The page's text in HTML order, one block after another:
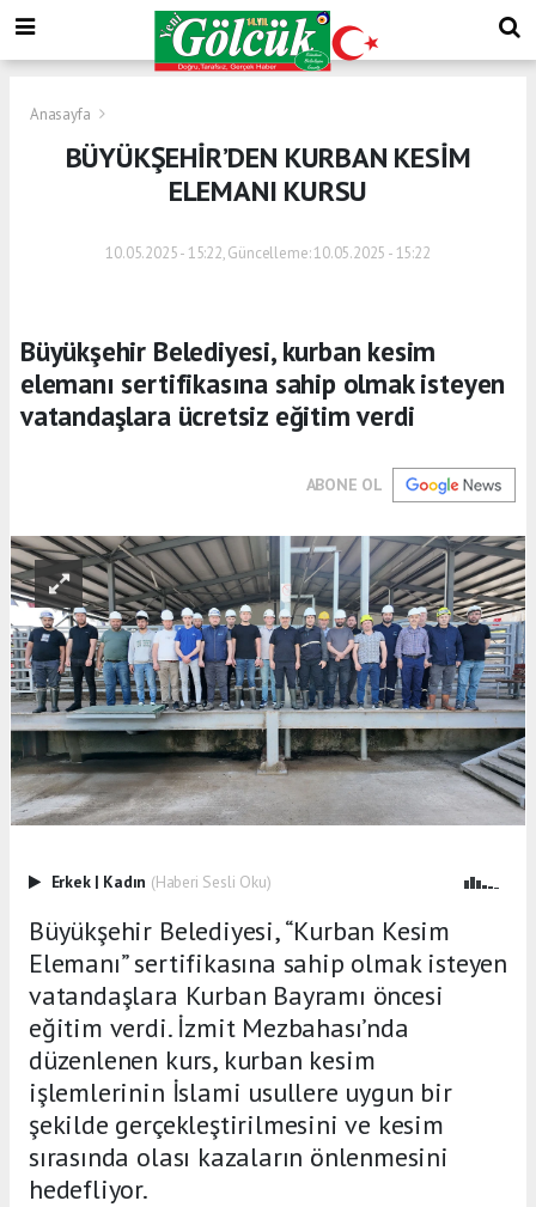
Anasayfa
BÜYÜKŞEHİR’DEN KURBAN KESİM
ELEMANI KURSU
10.05.2025 - 15:22, Güncelleme: 10.05.2025 - 15:22
Büyükşehir Belediyesi, kurban kesim
elemanı sertifikasına sahip olmak isteyen
vatandaşlara ücretsiz eğitim verdi
ABONE OL
Erkek | Kadın (Haberi Sesli Oku)
Büyükşehir Belediyesi, “Kurban Kesim
Elemanı” sertifikasına sahip olmak isteyen
vatandaşlara Kurban Bayramı öncesi
eğitim verdi. İzmit Mezbahası’nda
düzenlenen kurs, kurban kesim
işlemlerinin İslami usullere uygun bir
şekilde gerçekleştirilmesini ve kesim
sırasında olası kazaların önlenmesini
hedefliyor.